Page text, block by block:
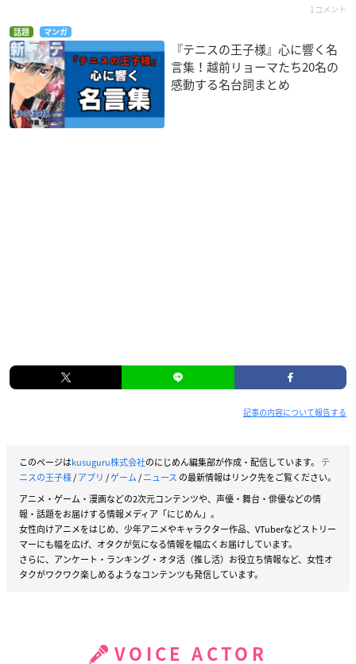
1コメント
話題 マンガ
『テニスの王子様』心に響く名
言集！越前リョーマたち20名の
感動する名台詞まとめ
記事の内容について報告する
このページはkusuguru株式会社のにじめん編集部が作成・配信しています。 テ
ニスの王子様/アプリ /ゲーム/ニュース の最新情報はリンク先をご覧ください。
アニメ・ゲーム・漫画などの2次元コンテンツや、声優・舞台・俳優などの情
報・話題をお届けする情報メディア「にじめん」。
女性向けアニメをはじめ、少年アニメやキャラクター作品、VTuberなどストリー
マーにも幅を広げ、オタクが気になる情報を幅広くお届けしています。
さらに、アンケート・ランキング・オタ活（推し活）お役立ち情報など、女性オ
タクがワクワク楽しめるようなコンテンツも発信しています。
VOICE ACTOR